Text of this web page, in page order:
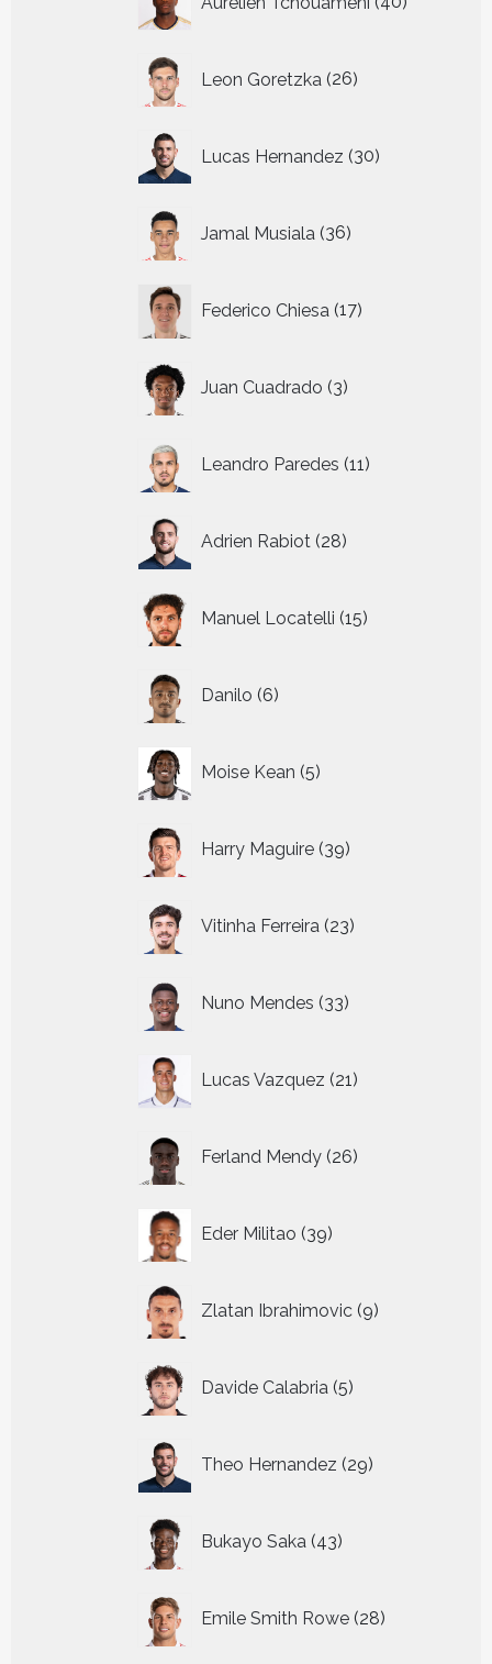
producten
Leon Goretzka 26
producten
Lucas Hernandez 30
producten
Jamal Musiala 36
producten
Federico Chiesa 17
producten
Juan Cuadrado 3
producten
Leandro Paredes 11
producten
Adrien Rabiot 28
producten
Manuel Locatelli 15
producten
Danilo 6
producten
Moise Kean 5
producten
Harry Maguire 39
producten
Vitinha Ferreira 23
producten
Nuno Mendes 33
producten
Lucas Vazquez 21
producten
Ferland Mendy 26
producten
Eder Militao 39
producten
Zlatan Ibrahimovic 9
producten
Davide Calabria 5
producten
Theo Hernandez 29
producten
Bukayo Saka 43
producten
Emile Smith Rowe 28
producten